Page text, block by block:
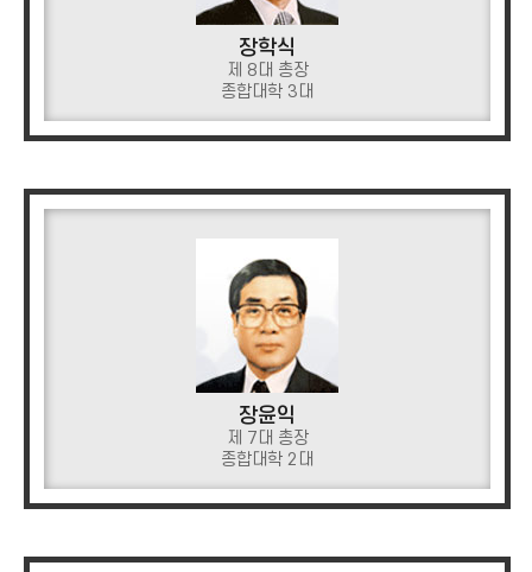
장학식
제 8대 총장
종합대학 3대
장윤익
제 7대 총장
종합대학 2대